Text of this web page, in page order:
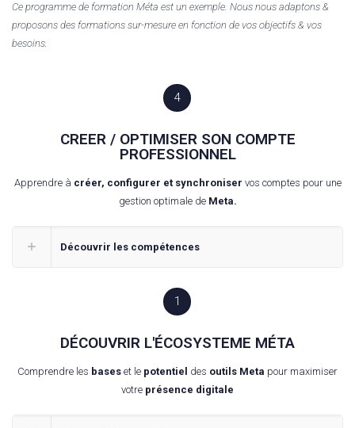
Ce programme de formation Méta est un exemple. Nous nous adaptons &
proposons des formations sur-mesure en fonction de vos objectifs & vos
besoins.
4
CREER / OPTIMISER SON COMPTE
PROFESSIONNEL
Apprendre à créer, configurer et synchroniser vos comptes pour une
gestion optimale de Meta.
Découvrir les compétences
1
DÉCOUVRIR L'ÉCOSYSTEME MÉTA
Comprendre les bases et le potentiel des outils Meta pour maximiser
votre présence digitale